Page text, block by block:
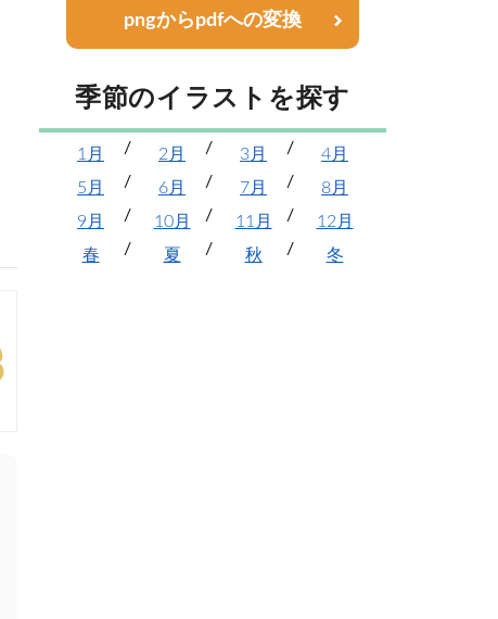
pngからpdfへの変換
季節のイラストを探す
1月 2月 3月
4月
5月
6月 7月
8月
9月
10月 11月
12月
春
夏 秋 冬